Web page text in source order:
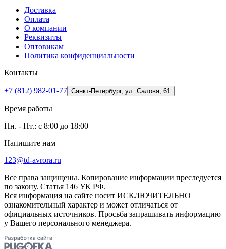
Доставка
Оплата
О компании
Реквизиты
Оптовикам
Политика конфиденциальности
Контакты
+7 (812) 982-01-77 Санкт-Петербург, ул. Салова, 61
Время работы
Пн. - Пт.: с 8:00 до 18:00
Напишите нам
123@td-avrora.ru
Все права защищены. Копирование информации преследуется
по закону. Статья 146 УК РФ.
Вся информация на сайте носит ИСКЛЮЧИТЕЛЬНО
ознакомительный характер и может отличаться от
официальных источников. Просьба запрашивать информацию
у Вашего персонального менеджера.